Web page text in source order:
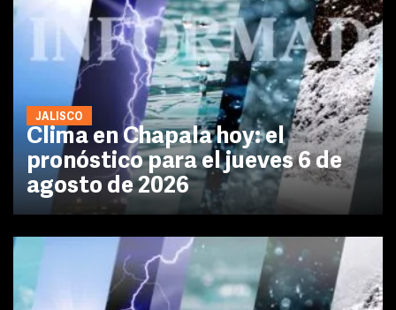
JALISCO
Clima en Chapala hoy: el
pronóstico para el jueves 6 de
agosto de 2026